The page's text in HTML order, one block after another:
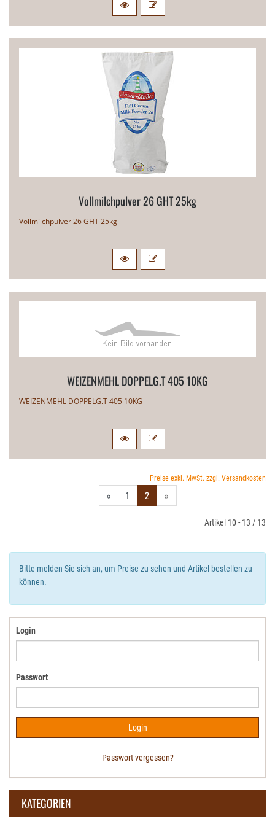
Vollmilchpulver 26 GHT 25kg
Vollmilchpulver 26 GHT 25kg
WEIZENMEHL DOPPELG.​T 405 10KG
WEIZENMEHL DOPPELG.​T 405 10KG
Preise exkl. MwSt. zzgl. Versandkosten
« 1 2 »
Artikel 10 - 13 / 13
Bitte melden Sie sich an, um Preise zu sehen und Artikel bestellen zu
können.
Login
Passwort
Passwort vergessen?
KATEGORIEN